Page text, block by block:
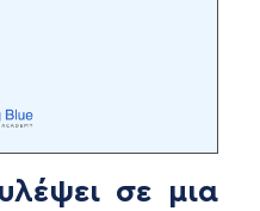
σε μια